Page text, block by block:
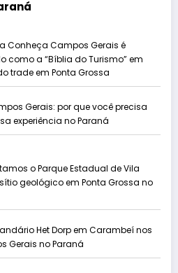
Conheça Campos Gerais é
como a “Bíblia do Turismo” em
trade em Ponta Grossa
Gerais: por que você precisa
experiência no Paraná
o Parque Estadual de Vila
geológico em Ponta Grossa no
Het Dorp em Carambeí nos
Gerais no Paraná